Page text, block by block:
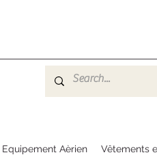
Equipement Aèrien Vêtements